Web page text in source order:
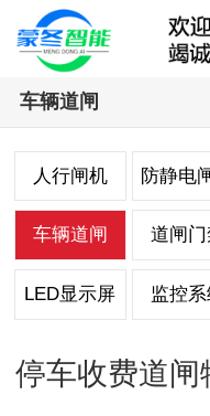
车辆道闸
人行闸机 防静电
车辆道闸 道闸门
LED显示屏 监控
停车收费道闸